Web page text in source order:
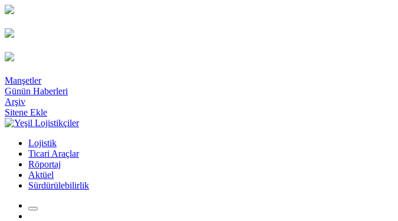
Manşetler
Günün Haberleri
Arşiv
Sitene Ekle
Lojistik
Ticari Araçlar
Röportaj
Aktüel
Sürdürülebilirlik